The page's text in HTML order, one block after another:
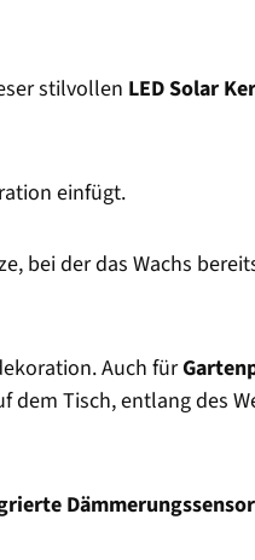
stilvollen LED Solar
einfügt.
bei der das Wachs
Auch für
dem Tisch, entlang des
Dämmerungssensor